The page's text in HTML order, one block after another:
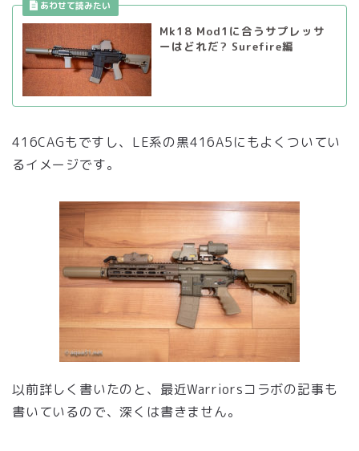
Mk18 Mod1に合うサプレッサ
ーはどれだ? Surefire編
416CAGもですし、LE系の黒416A5にもよくついてい
るイメージです。
以前詳しく書いたのと、最近Warriorsコラボの記事も
書いているので、深くは書きません。